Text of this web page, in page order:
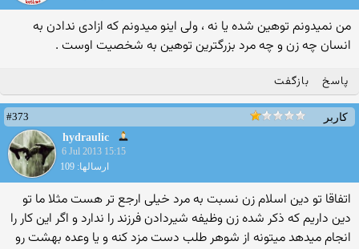
من نمیدونم توهین شده یا نه ، ولی اینو میدونم که ازادی ندادن به
انسان چه زن و چه مرد بزرگترین توهین به شخصیت اوست .
پاسخ بازگفت
کاربر
#373
hydraulic
6 Jul 2013 15:15
ارسالها: 109
اتفاقا تو دین اسلام زن نسبت به مرد خیلی ارجع تر هست مثلا ما تو
دین داریم که ذکر شده زن وظیفه شیردادن فرزند را ندارد و اگر این کار را
انجام میدهد میتونه از شوهر طلب دست مزد کنه و یا وعده بهشت رو